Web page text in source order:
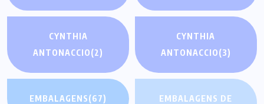
CYNTHIA
ANTONACCIO(2)
CYNTHIA
ANTONACCIO(3)
EMBALAGENS(67)
EMBALAGENS DE